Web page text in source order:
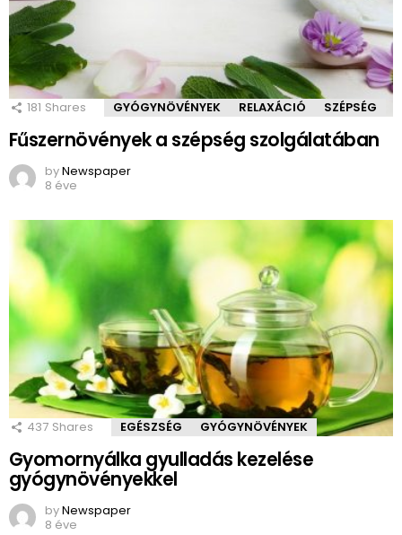
181 Shares GYÓGYNÖVÉNYEK RELAXÁCIÓ SZÉPSÉG
Fűszernövények a szépség szolgálatában
byNewspaper
8 éve
437 Shares EGÉSZSÉG GYÓGYNÖVÉNYEK
Gyomornyálka gyulladás kezelése
gyógynövényekkel
byNewspaper
8 éve